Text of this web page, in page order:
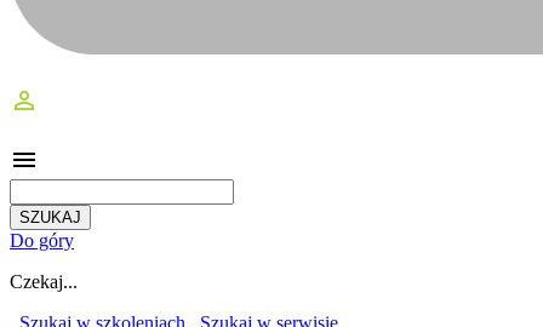
perm_identity
menu
Do góry
Czekaj...